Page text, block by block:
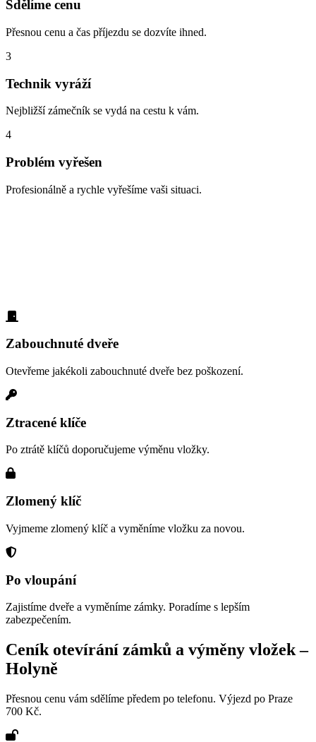
Sdělíme cenu
Přesnou cenu a čas příjezdu se dozvíte ihned.
3
Technik vyráží
Nejbližší zámečník se vydá na cestu k vám.
4
Problém vyřešen
Profesionálně a rychle vyřešíme vaši situaci.
Zabouchnuté dveře
Otevřeme jakékoli zabouchnuté dveře bez poškození.
Ztracené klíče
Po ztrátě klíčů doporučujeme výměnu vložky.
Zlomený klíč
Vyjmeme zlomený klíč a vyměníme vložku za novou.
Po vloupání
Zajistíme dveře a vyměníme zámky. Poradíme s lepším
zabezpečením.
Ceník otevírání zámků a výměny vložek –
Holyně
Přesnou cenu vám sdělíme předem po telefonu. Výjezd po Praze
700 Kč.